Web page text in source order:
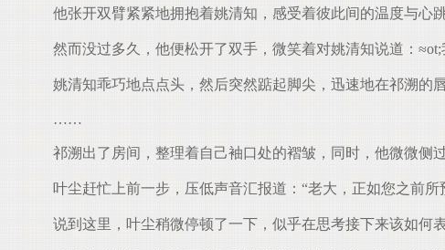
他张开双臂紧紧地拥抱着姚清知，感受着彼此间的温度与心跳
然而没过多久，他便松开了双手，微笑着对姚清知说道：≈ot;
姚清知乖巧地点点头，然后突然踮起脚尖，迅速地在祁溯的
……
祁溯出了房间，整理着自己袖口处的褶皱，同时，他微微侧
叶尘赶忙上前一步，压低声音汇报道：“老大，正如您之前
说到这里，叶尘稍微停顿了一下，似乎在思考接下来该如何